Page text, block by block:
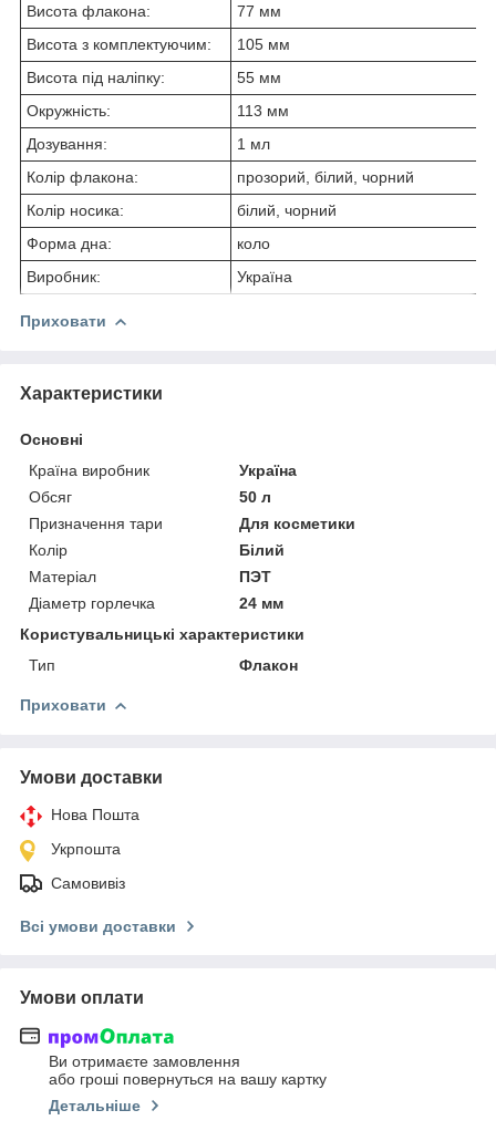
Висота флакона:
77 мм
Висота з комплектуючим:
105 мм
Висота під наліпку:
55 мм
Окружність:
113 мм
Дозування:
1 мл
Колір флакона:
прозорий, білий, чорний
Колір носика:
білий, чорний
Форма дна:
коло
Виробник:
Україна
Приховати
Характеристики
Основні
Країна виробник
Україна
Обсяг
50 л
Призначення тари
Для косметики
Колір
Білий
Матеріал
ПЭТ
Діаметр горлечка
24 мм
Користувальницькі характеристики
Тип
Флакон
Приховати
Умови доставки
Нова Пошта
Укрпошта
Самовивіз
Всі умови доставки
Умови оплати
Ви отримаєте замовлення
або гроші повернуться на вашу картку
Детальніше